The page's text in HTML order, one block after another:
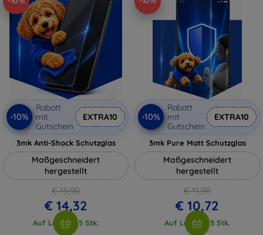
-10%
Rabatt
mit
Gutschein
EXTRA10
3mk Anti-Shock Schutzglas
Maßgeschneidert
hergestellt
€ 15,90
€ 14,32
Auf Lager > 5 Stk.
-10%
Rabatt
mit
Gutschein
EXTRA10
3mk Pure Matt Schutzglas
Maßgeschneidert
hergestellt
€ 11,90
€ 10,72
Auf Lager > 5 Stk.